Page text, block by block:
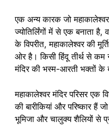
एक अन्य कारक जो
ज्योतिर्लिंगों में से एक बनाता है,
के विपरीत, महाकालेश्वर की
ओर है। किसी हिंदू तीर्थ से कम
मंदिर की भस्म-आरती भक्तों के
महाकालेश्वर मंदिर परिसर एक
की बारीकियां और परिष्कार हैं
भूमिजा और चालुक्य शैलियों से